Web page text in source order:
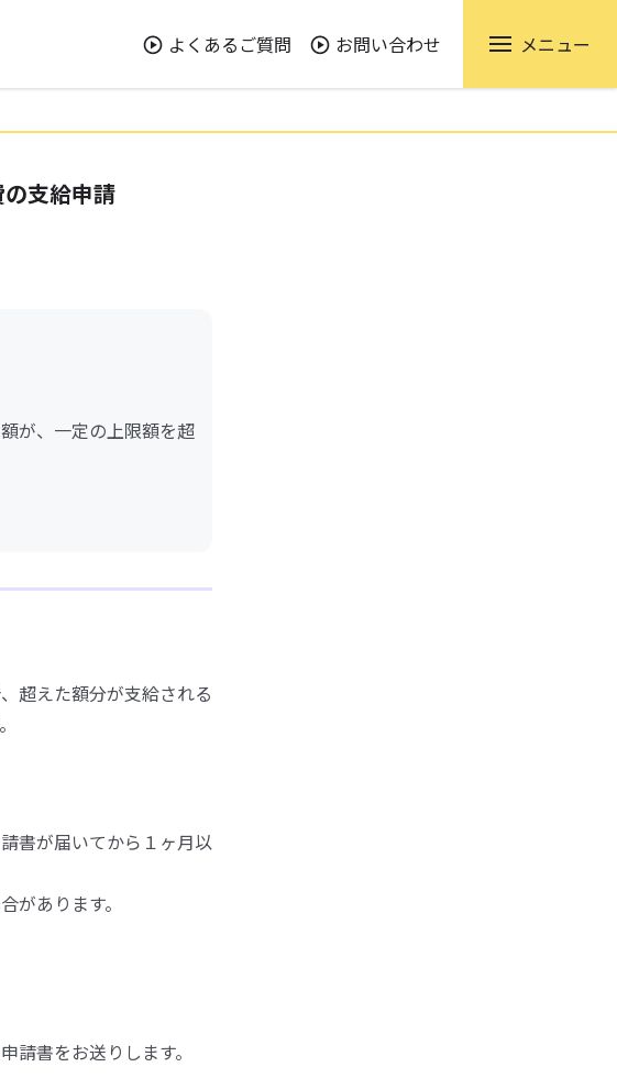
よくあるご質問 お問い合わせ メニュー
の支給申請
が、一定の上限額を超
超えた額分が支給される
書が届いてから１ヶ月以
があります。
書をお送りします。